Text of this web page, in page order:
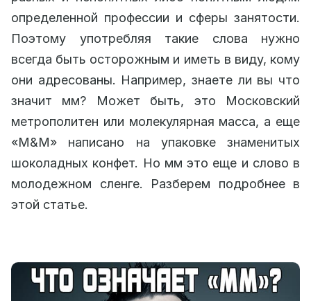
определенной профессии и сферы занятости.
Поэтому употребляя такие слова нужно
всегда быть осторожным и иметь в виду, кому
они адресованы. Например, знаете ли вы что
значит мм? Может быть, это Московский
метрополитен или молекулярная масса, а еще
«М&М» написано на упаковке знаменитых
шоколадных конфет. Но мм это еще и слово в
молодежном сленге. Разберем подробнее в
этой статье.